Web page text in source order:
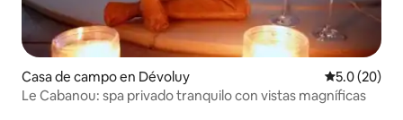
Casa de campo en Dévoluy Calificación
5.0 (20)
Le Cabanou: spa privado tranquilo con vistas magníficas